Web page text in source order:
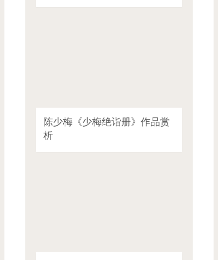
陈少梅《少梅绝诣册》作品赏
析